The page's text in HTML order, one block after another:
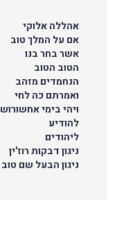
אהללה אלוקי
אם על המלך טוב
אשר בחר בנו
הטוב הטוב
הנחמדים מזהב
ואמרתם כה לחי
ויהי בימי אחשורוש
להודיע
ליהודים
ניגון דבקות רוז'ין
ניגון הבעל שם טוב